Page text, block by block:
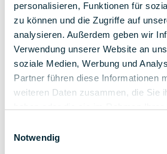
personalisieren, Funktionen für
zu können und die Zugriffe auf
analysieren. Außerdem geben wir
Verwendung unserer Website an
soziale Medien, Werbung und
Partner führen diese Informationen
weiteren Daten zusammen, die Sie
Notwendig
2Concetto e stima dei
Sulla base degli scenari standard
una prima bozza e vi forniamo una
questioni aperte per una migliore
e del predimensionamento statico.